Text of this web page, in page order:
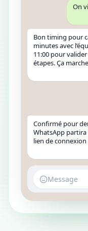
On
Bon timing pour
minutes avec
11:00 pour
étapes. Ça
Confirmé pour
WhatsApp partira
lien de connexion
Message